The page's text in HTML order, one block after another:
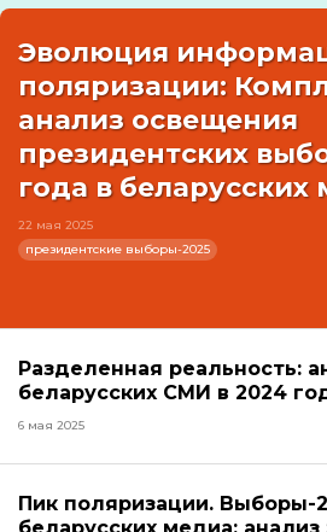
Эволюция
поляризации:
анализ освещения
президентских
года в беларусских
22 мая 2025
президентские выборы-2025
Разделенная реальность:
беларусских СМИ в 2024
6 мая 2025
Пик поляризации. Выборы-